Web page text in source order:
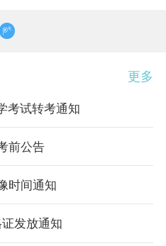
更多
考试转考通知
前公告
时间通知
发放通知